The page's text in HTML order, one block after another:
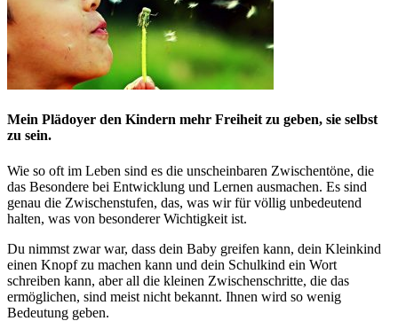
Mein Plädoyer den Kindern mehr Freiheit zu geben, sie selbst
zu sein.
Wie so oft im Leben sind es die unscheinbaren Zwischentöne, die
das Besondere bei Entwicklung und Lernen ausmachen. Es sind
genau die Zwischenstufen, das, was wir für völlig unbedeutend
halten, was von besonderer Wichtigkeit ist.
Du nimmst zwar war, dass dein Baby greifen kann, dein Kleinkind
einen Knopf zu machen kann und dein Schulkind ein Wort
schreiben kann, aber all die kleinen Zwischenschritte, die das
ermöglichen, sind meist nicht bekannt. Ihnen wird so wenig
Bedeutung geben.